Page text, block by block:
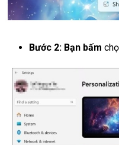
Bước 2: Bạn bấm